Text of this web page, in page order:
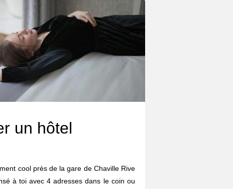
un hôtel
cool près de la gare de Chaville Rive
à toi avec 4 adresses dans le coin ou